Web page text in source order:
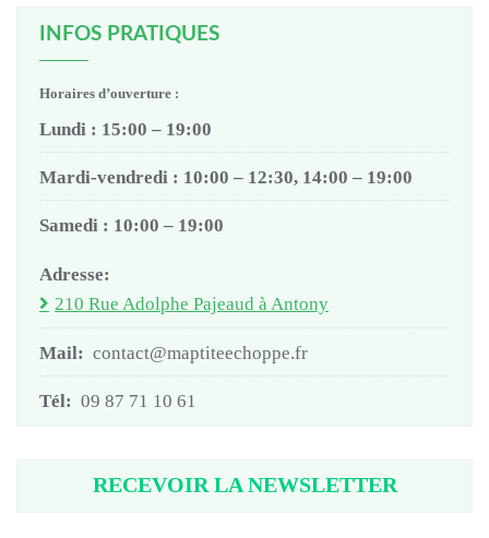
INFOS PRATIQUES
Horaires d’ouverture :
Lundi : 15:00 – 19:00
Mardi-vendredi : 10:00 – 12:30, 14:00 – 19:00
Samedi : 10:00 – 19:00
Adresse:
210 Rue Adolphe Pajeaud à Antony
Mail: contact@maptiteechoppe.fr
Tél: 09 87 71 10 61
RECEVOIR LA NEWSLETTER